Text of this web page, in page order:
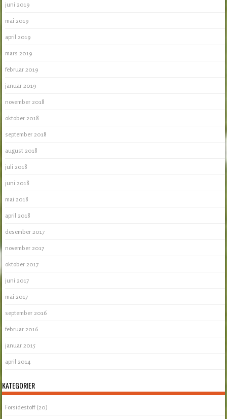
juni 2019
mai 2019
april 2019
mars 2019
februar 2019
januar 2019
november 2018
oktober 2018
september 2018
august 2018
juli 2018
juni 2018
mai 2018
april 2018
desember 2017
november 2017
oktober 2017
juni 2017
mai 2017
september 2016
februar 2016
januar 2015
april 2014
KATEGORIER
Forsidestoff(20)